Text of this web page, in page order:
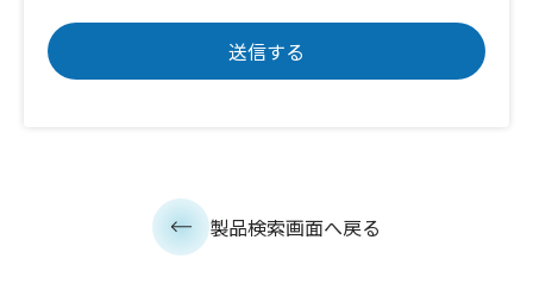
製品検索画面へ戻る